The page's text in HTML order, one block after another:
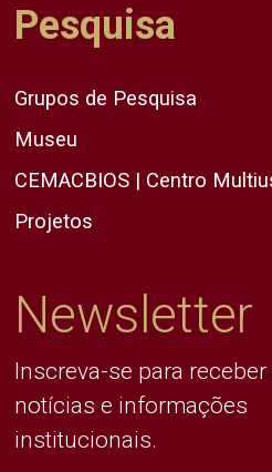
Pesquisa
Grupos de Pesquisa
Museu
CEMACBIOS | Centro
Projetos
Newsletter
Inscreva-se para
notícias e informações
institucionais.